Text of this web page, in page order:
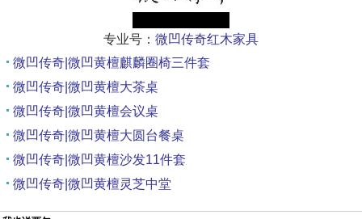
专业号： 微凹传奇红木家具
微凹传奇|微凹黄檀麒麟圈椅三件套
微凹传奇|微凹黄檀大茶桌
微凹传奇|微凹黄檀会议桌
微凹传奇|微凹黄檀大圆台餐桌
微凹传奇|微凹黄檀沙发11件套
微凹传奇|微凹黄檀灵芝中堂